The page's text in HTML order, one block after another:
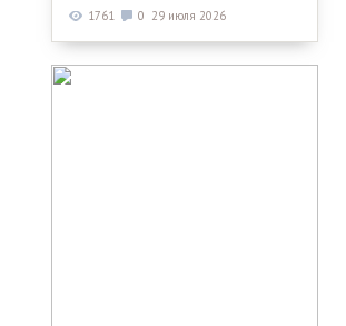
1761 0 29 июля 2026